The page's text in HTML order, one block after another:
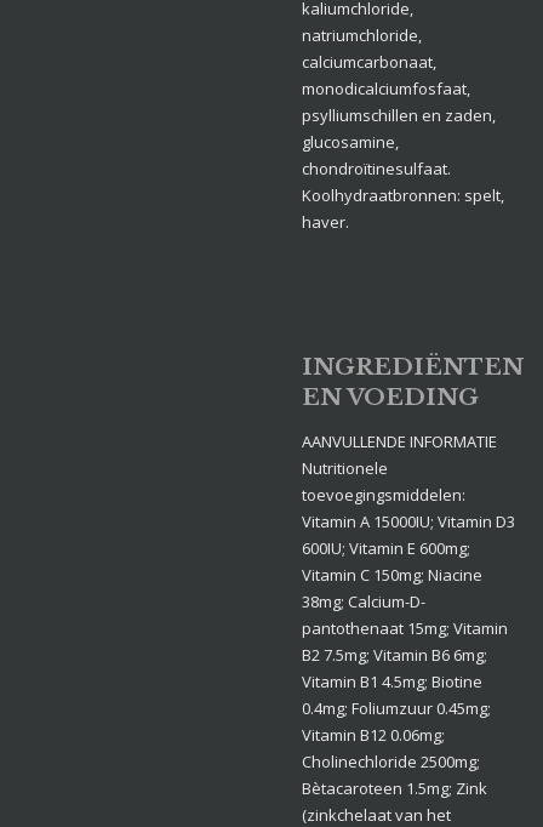
kaliumchloride,
natriumchloride,
calciumcarbonaat,
monodicalciumfosfaat,
psylliumschillen en zaden,
glucosamine,
chondroïtinesulfaat.
Koolhydraatbronnen: spelt,
haver.
INGREDIËNTEN
EN VOEDING
AANVULLENDE INFORMATIE
Nutritionele
toevoegingsmiddelen:
Vitamin A 15000IU; Vitamin D3
600IU; Vitamin E 600mg;
Vitamin C 150mg; Niacine
38mg; Calcium-D-
pantothenaat 15mg; Vitamin
B2 7.5mg; Vitamin B6 6mg;
Vitamin B1 4.5mg; Biotine
0.4mg; Foliumzuur 0.45mg;
Vitamin B12 0.06mg;
Cholinechloride 2500mg;
Bètacaroteen 1.5mg; Zink
(zinkchelaat van het